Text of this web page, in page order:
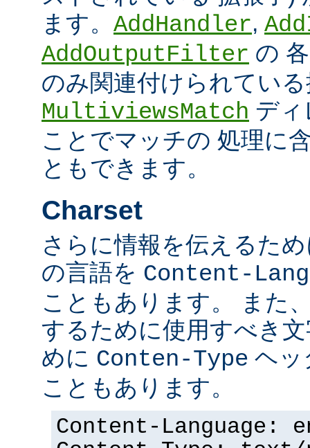
ます。 AddHandler,
AddOutputFilter の
のみ関連付けられてい
MultiviewsMatch デ
ことでマッチの 処理に
ともできます。
Charset
さらに情報を伝えるた
の言語を Content-
こともあります。 また
するために使用すべき
めに Conten-Type ヘッ
こともあります。
Content-Language: